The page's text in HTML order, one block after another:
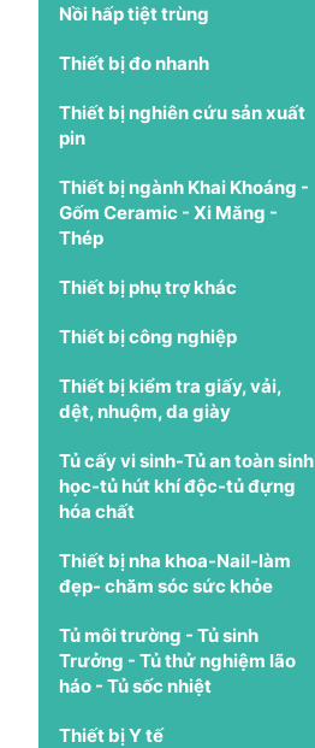
Nồi hấp tiệt trùng
Thiết bị đo nhanh
Thiết bị nghiên cứu sản xuất
pin
Thiết bị ngành Khai Khoáng -
Gốm Ceramic - Xi Măng -
Thép
Thiết bị phụ trợ khác
Thiết bị công nghiệp
Thiết bị kiểm tra giấy, vải,
dệt, nhuộm, da giày
Tủ cấy vi sinh-Tủ an toàn sinh
học-tủ hút khí độc-tủ đựng
hóa chất
Thiết bị nha khoa-Nail-làm
đẹp- chăm sóc sức khỏe
Tủ môi trường - Tủ sinh
Trưởng - Tủ thử nghiệm lão
háo - Tủ sốc nhiệt
Thiết bị Y tế